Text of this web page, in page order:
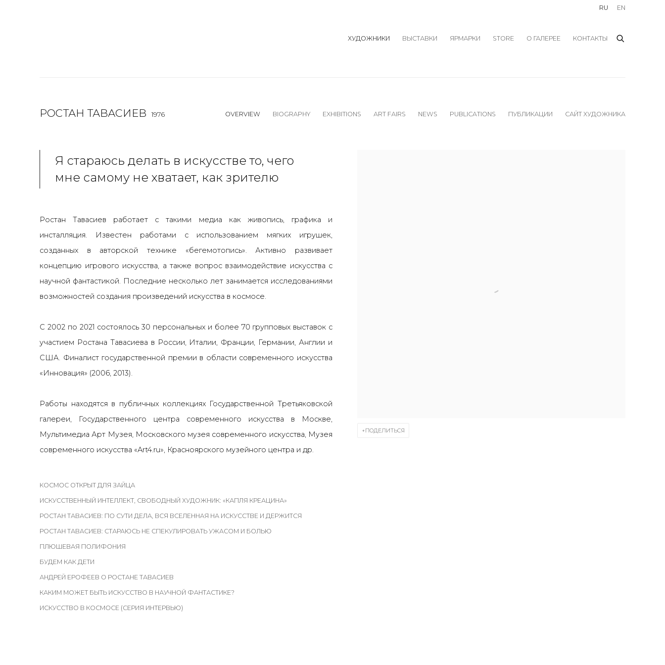
ХУДОЖНИКИ ВЫСТАВКИ ЯРМАРКИ STORE О ГАЛЕРЕЕ КОНТАКТЫ
RU EN
РОСТАН ТАВАСИЕВ 1976 OVERVIEW BIOGRAPHY EXHIBITIONS ART FAIRS NEWS PUBLICATIONS ПУБЛИКАЦИИ САЙТ ХУДОЖНИКА
ПОДЕЛИТЬСЯ
Я стараюсь делать в искусстве то, чего
мне самому не хватает, как зрителю
Ростан Тавасиев работает с такими медиа как живопись, графика и
инсталляция. Известен работами с использованием мягких игрушек,
созданных в авторской технике «бегемотопись». Активно развивает
концепцию игрового искусства, а также вопрос взаимодействие искусства с
научной фантастикой. Последние несколько лет занимается исследованиями
возможностей создания произведений искусства в космосе.
С 2002 по 2021 состоялось 30 персональных и более 70 групповых выставок с
участием Ростана Тавасиева в России, Италии, Франции, Германии, Англии и
США. Финалист государственной премии в области современного искусства
«Инновация» (2006, 2013).
Работы находятся в публичных коллекциях Государственной Третьяковской
галереи, Государственного центра современного искусства в Москве,
Мультимедиа Арт Музея, Московского музея современного искусства, Музея
современного искусства «Art4.ru», Красноярского музейного центра и др.
КОСМОС ОТКРЫТ ДЛЯ ЗАЙЦА
ИСКУССТВЕННЫЙ ИНТЕЛЛЕКТ, СВОБОДНЫЙ ХУДОЖНИК: «КАПЛЯ КРЕАЦИНА»
РОСТАН ТАВАСИЕВ: ПО СУТИ ДЕЛА, ВСЯ ВСЕЛЕННАЯ НА ИСКУССТВЕ И ДЕРЖИТСЯ
РОСТАН ТАВАСИЕВ: СТАРАЮСЬ НЕ СПЕКУЛИРОВАТЬ УЖАСОМ И БОЛЬЮ
ПЛЮШЕВАЯ ПОЛИФОНИЯ
БУДЕМ КАК ДЕТИ
АНДРЕЙ ЕРОФЕЕВ О РОСТАНЕ ТАВАСИЕВ
КАКИМ МОЖЕТ БЫТЬ ИСКУССТВО В НАУЧНОЙ ФАНТАСТИКЕ?
ИСКУССТВО В КОСМОСЕ (СЕРИЯ ИНТЕРВЬЮ)